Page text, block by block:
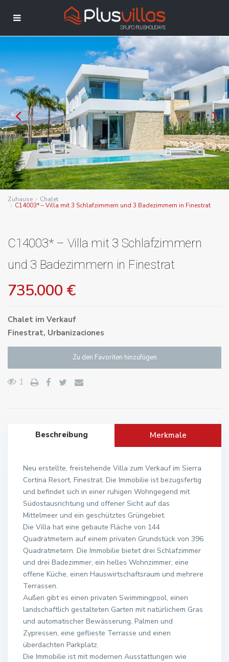
Zuhause Chalet
C14003* – Villa mit 3 Schlafzimmern und 3 Badezimmern in Finestrat
C14003* – Villa mit 3 Schlafzimmern
und 3 Badezimmern in Finestrat
735.000 €
Chalet im Verkauf
Finestrat, Urbanizaciones
Zu den Favoriten hinzufügen
1
Beschreibung Merkmale
Neu erstellte, freistehende Villa zum Verkauf im Sierra
Cortina Resort, Finestrat. Die Immobilie ist bezugsfertig
und befindet sich in einer ruhigen Wohngegend mit
Südostausrichtung und offener Sicht auf das
Mittelmeer und ein geschütztes Grüngebiet.
Die Villa hat eine gebaute Fläche von 144
Quadratmetern auf einem privaten Grundstück von 396
Quadratmetern. Die Immobilie bietet drei Schlafzimmer
und drei Badezimmer, ein helles Wohnzimmer, eine
offene Küche, einen Hauswirtschaftsraum und mehrere
Terrassen.
Außen gibt es einen privaten Swimmingpool, einen
landschaftlich gestalteten Garten mit natürlichem Gras
und automatischer Bewässerung, Palmen und
Zypressen, eine geflieste Terrasse und einen
überdachten Parkplatz.
Die Immobilie ist mit modernen Ausstattungen wie